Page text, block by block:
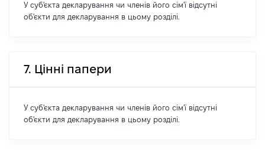
У суб'єкта декларування чи членів його сім'ї відсутні
об'єкти для декларування в цьому розділі.
7. Цінні папери
У суб'єкта декларування чи членів його сім'ї відсутні
об'єкти для декларування в цьому розділі.